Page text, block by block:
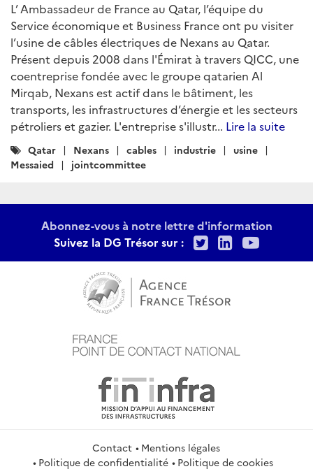
L’ Ambassadeur de France au Qatar, l’équipe du
Service économique et Business France ont pu visiter
l’usine de câbles électriques de Nexans au Qatar.
Présent depuis 2008 dans l'Émirat à travers QICC, une
coentreprise fondée avec le groupe qatarien Al
Mirqab, Nexans est actif dans le bâtiment, les
transports, les infrastructures d’énergie et les secteurs
pétroliers et gazier. L'entreprise s'illustr... Lire la suite
Catégories
:
Qatar Nexans cables industrie
usine
Messaied
jointcommittee
Abonnez-vous à notre lettre d'information
Suivez la DG Trésor sur :
TwitterLinkedIn
Contact
Mentions légales
Politique de confidentialité
Politique de cookies